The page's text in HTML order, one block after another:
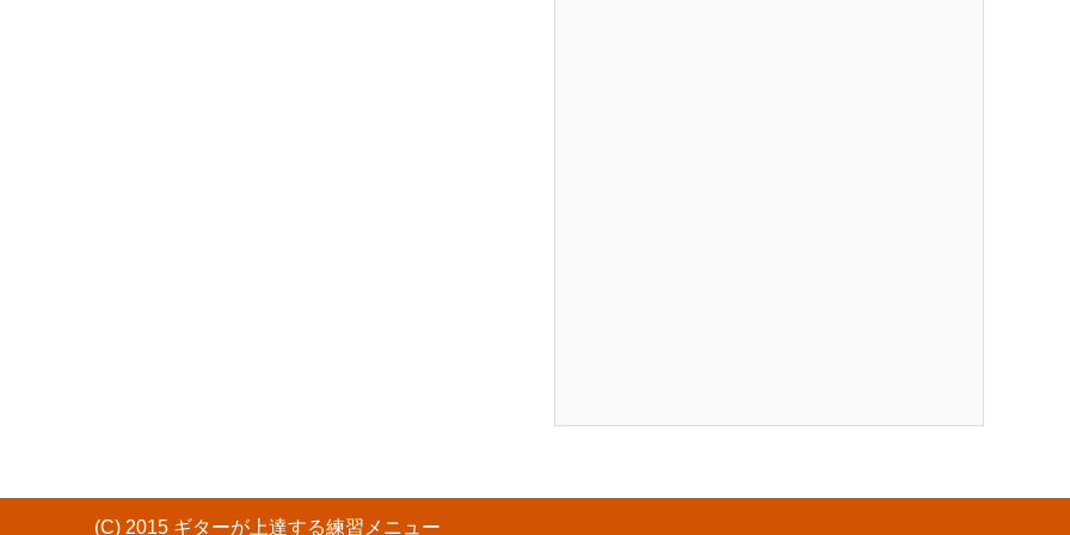
(C) 2015 ギターが上達する練習メニュー